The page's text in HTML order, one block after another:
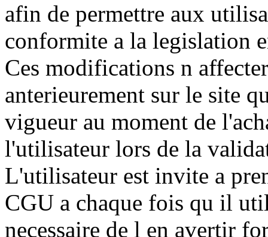
afin de permettre aux
conformite a la legislation
Ces modifications n
anterieurement sur le site
vigueur au moment de
l'utilisateur lors de la
L'utilisateur est invite a
CGU a chaque fois qu il
necessaire de l en avertir